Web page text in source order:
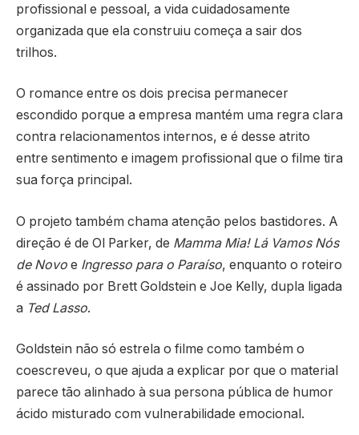
profissional e pessoal, a vida cuidadosamente
organizada que ela construiu começa a sair dos
trilhos.
O romance entre os dois precisa permanecer
escondido porque a empresa mantém uma regra clara
contra relacionamentos internos, e é desse atrito
entre sentimento e imagem profissional que o filme tira
sua força principal.
O projeto também chama atenção pelos bastidores. A
direção é de Ol Parker, de Mamma Mia! Lá Vamos Nós
de Novo e Ingresso para o Paraíso, enquanto o roteiro
é assinado por Brett Goldstein e Joe Kelly, dupla ligada
a Ted Lasso.
Goldstein não só estrela o filme como também o
coescreveu, o que ajuda a explicar por que o material
parece tão alinhado à sua persona pública de humor
ácido misturado com vulnerabilidade emocional.